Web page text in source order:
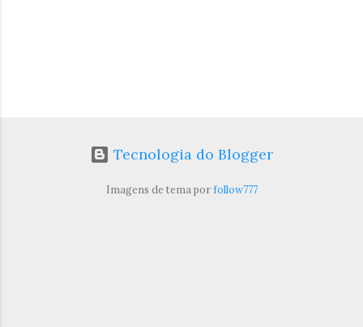
Tecnologia do Blogger
Imagens de tema porfollow777